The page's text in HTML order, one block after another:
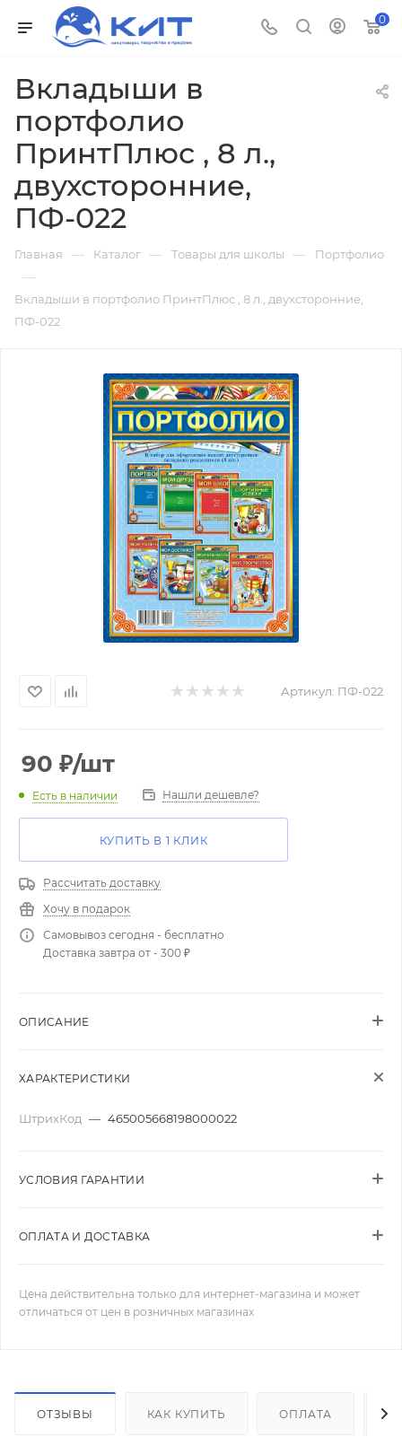
0
Вкладыши в
портфолио
ПринтПлюс , 8 л.,
двухсторонние,
ПФ-022
Главная — Каталог — Товары для школы — Портфолио
—
Вкладыши в портфолио ПринтПлюс , 8 л., двухсторонние,
ПФ-022
Артикул: ПФ-022
90 ₽/шт
Есть в наличии Нашли дешевле?
КУПИТЬ В 1 КЛИК
Рассчитать доставку
Хочу в подарок
Самовывоз сегодня - бесплатно
Доставка завтра от - 300 ₽
ОПИСАНИЕ
ХАРАКТЕРИСТИКИ
ШтрихКод — 465005668198000022
УСЛОВИЯ ГАРАНТИИ
ОПЛАТА И ДОСТАВКА
Цена действительна только для интернет-магазина и может
отличаться от цен в розничных магазинах
ОТЗЫВЫ КАК КУПИТЬ ОПЛАТА